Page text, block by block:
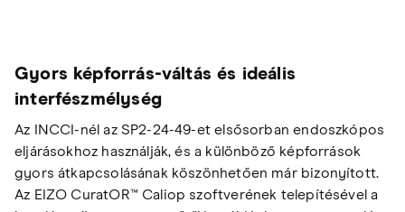
Gyors képforrás-váltás és ideális
interfészmélység
Az INCCI-nél az SP2-24-49-et elsősorban endoszkópos
eljárásokhoz használják, és a különböző képforrások
gyors átkapcsolásának köszönhetően már bizonyított.
Az EIZO CuratOR™ Caliop szoftverének telepítésével a